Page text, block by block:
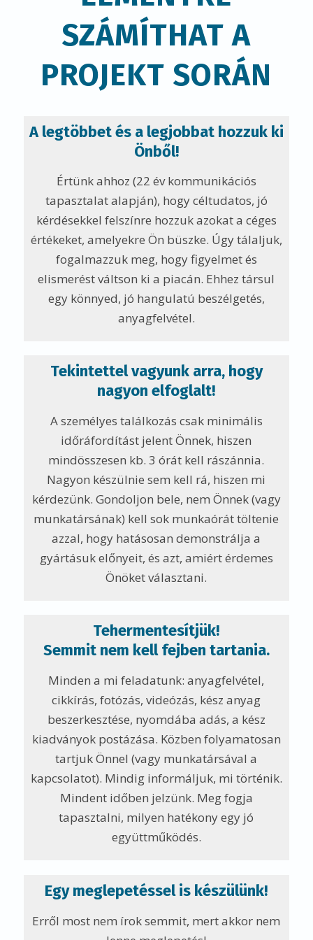
SZÁMÍTHAT A
PROJEKT SORÁN
A legtöbbet és a legjobbat hozzuk ki
Önből!
Értünk ahhoz (22 év kommunikációs
tapasztalat alapján), hogy céltudatos, jó
kérdésekkel felszínre hozzuk azokat a céges
értékeket, amelyekre Ön büszke. Úgy tálaljuk,
fogalmazzuk meg, hogy figyelmet és
elismerést váltson ki a piacán. Ehhez társul
egy könnyed, jó hangulatú beszélgetés,
anyagfelvétel.
Tekintettel vagyunk arra, hogy
nagyon elfoglalt!
A személyes találkozás csak minimális
időráfordítást jelent Önnek, hiszen
mindösszesen kb. 3 órát kell rászánnia.
Nagyon készülnie sem kell rá, hiszen mi
kérdezünk. Gondoljon bele, nem Önnek (vagy
munkatársának) kell sok munkaórát töltenie
azzal, hogy hatásosan demonstrálja a
gyártásuk előnyeit, és azt, amiért érdemes
Önöket választani.
Tehermentesítjük!
Semmit nem kell fejben tartania.
Minden a mi feladatunk: anyagfelvétel,
cikkírás, fotózás, videózás, kész anyag
beszerkesztése, nyomdába adás, a kész
kiadványok postázása. Közben folyamatosan
tartjuk Önnel (vagy munkatársával a
kapcsolatot). Mindig informáljuk, mi történik.
Mindent időben jelzünk. Meg fogja
tapasztalni, milyen hatékony egy jó
együttműködés.
Egy meglepetéssel is készülünk!
Erről most nem írok semmit, mert akkor nem